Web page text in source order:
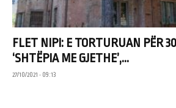
FLET NIPI: E TORTURUAN PËR
‘SHTËPIA ME GJETHE’,...
27/10/2021 • 09:13